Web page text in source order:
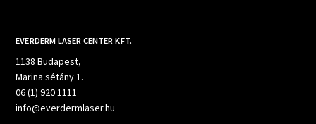
EVERDERM LASER CENTER KFT.
1138 Budapest,
Marina sétány 1.
06 (1) 920 1111
info@everdermlaser.hu